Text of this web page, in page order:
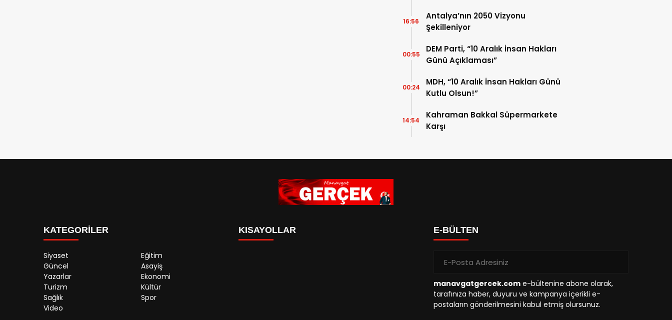
Antalya’nın 2050 Vizyonu
Şekilleniyor
16:56
DEM Parti, “10 Aralık İnsan Hakları
Günü Açıklaması”
00:55
MDH, “10 Aralık İnsan Hakları Günü
Kutlu Olsun!”
00:24
Kahraman Bakkal Süpermarkete
Karşı
14:54
KATEGORİLER
Siyaset
Eğitim
Güncel
Asayiş
Yazarlar
Ekonomi
Turizm
Kültür
Sağlık
Spor
Video
KISAYOLLAR E-BÜLTEN
manavgatgercek.com e-bültenine abone olarak,
tarafınıza haber, duyuru ve kampanya içerikli e-
postaların gönderilmesini kabul etmiş olursunuz.